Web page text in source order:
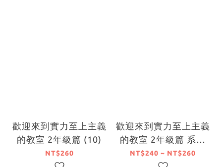
歡迎來到實力至上主義
的教室 2年級篇 (10)
NT$260
歡迎來到實力至上主義
的教室 2年級篇 系列
【小說】
NT$240 ~ NT$260